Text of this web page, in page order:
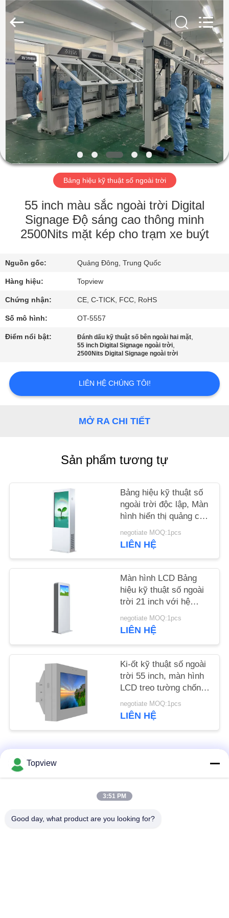
TRANG
CHỦ
CÁC
SẢN
PHẨM
VỀ
CHÚNG
THAM
NHÀ
MÁY
KIỂM
SOÁT
LƯỢNG
LIÊN
TIN
BÁO
TRANG
PRIVACY
POLICY
Shenzhen
Topview
Display
Technology
Co.,Ltd.
Rights
Reserved.
Bảng hiệu kỹ thuật số ngoài trời
55 inch màu sắc ngoài trời Digital
Signage Độ sáng cao thông minh
2500Nits mặt kép cho trạm xe buýt
Nguồn gốc: Quảng Đông, Trung Quốc
Hàng hiệu: Topview
Chứng nhận: CE, C-TICK, FCC, RoHS
Số mô hình: OT-5557
Điểm nổi bật: Đánh dấu kỹ thuật số bên ngoài hai mặt,
55 inch Digital Signage ngoài trời,
2500Nits Digital Signage ngoài trời
LIÊN HỆ CHÚNG TÔI!
MỞ RA CHI TIẾT
Sản phẩm tương tự
Bảng hiệu kỹ thuật số
ngoài trời độc lập, Màn
hình hiển thị quảng cáo
ngoài trời 43 65 inch
negotiate MOQ:1pcs
LIÊN HỆ
Màn hình LCD Bảng
hiệu kỹ thuật số ngoài
trời 21 inch với hệ
thống làm mát Chống
phá hoại
negotiate MOQ:1pcs
LIÊN HỆ
Ki-ốt kỹ thuật số ngoài
trời 55 inch, màn hình
LCD treo tường chống
nước Ip55
negotiate MOQ:1pcs
LIÊN HỆ
Danh mục phổ biến
các
Bảng hiệu kỹ thuật số
Topview
3:51 PM
Good day, what product are you looking for?